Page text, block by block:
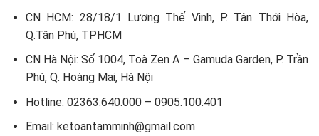
CN HCM: 28/18/1 Lương Thế Vinh, P. Tân Thới Hòa,
Q.Tân Phú, TPHCM
CN Hà Nội: Số 1004, Toà Zen A – Gamuda Garden, P. Trần
Phú, Q. Hoàng Mai, Hà Nội
Hotline: 02363.640.000 – 0905.100.401
Email: ketoantamminh@gmail.com